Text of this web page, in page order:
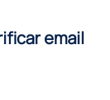
email